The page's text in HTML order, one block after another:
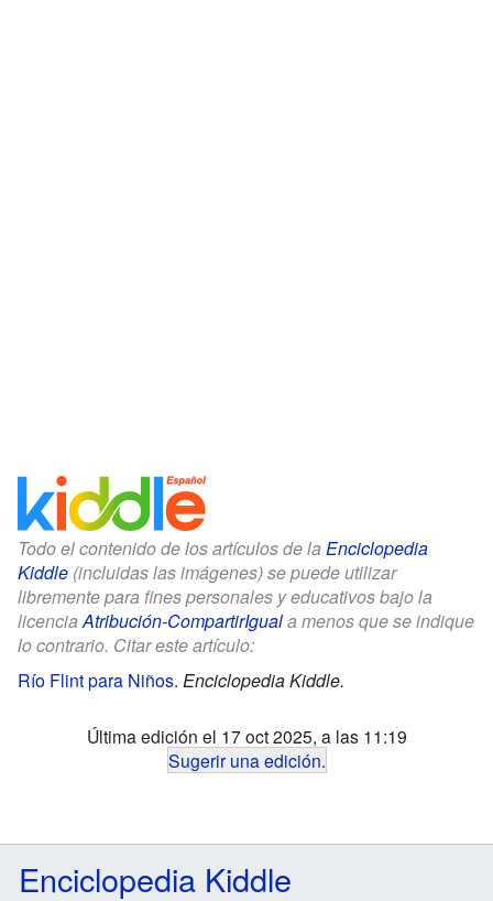
Todo el contenido de los artículos de la Enciclopedia
Kiddle (incluidas las imágenes) se puede utilizar
libremente para fines personales y educativos bajo la
licenciaAtribución-CompartirIguala menos que se indique
lo contrario. Citar este artículo:
Río Flint para Niños. Enciclopedia Kiddle.
Última edición el 17 oct 2025, a las 11:19
Sugerir una edición.
Enciclopedia Kiddle